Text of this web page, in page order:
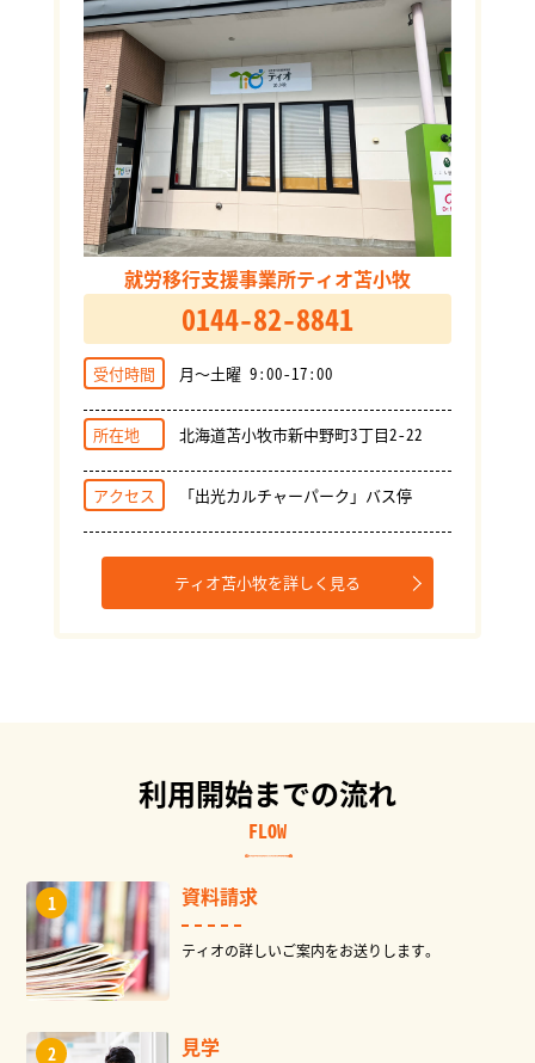
就労移行支援事業所ティオ苫小牧
0144-82-8841
受付時間 月～土曜 9:00-17:00
所在地 北海道苫小牧市新中野町3丁目2-22
アクセス 「出光カルチャーパーク」バス停
ティオ苫小牧を詳しく見る
利用開始までの流れ
FLOW
資料請求
ティオの詳しいご案内をお送りします。
見学